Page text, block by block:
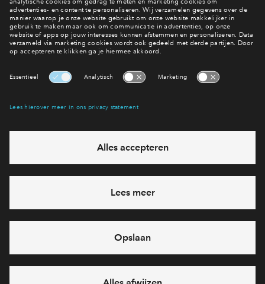
Meer weten over de woningen?
Bekijk het woningaanbod
Interesse? Meld je dan snel aan
Hiermee blijf je op de hoogte van het belangrijkste nieuws en
Ja, ik wil mij aanmelden
Heb je een vraag en wil je direct antwoord? Bel ons op
712 26 49
feestdagen)
vandaag gesloten, maandag zijn we vanaf
09:00 uur weer
bereikbaar